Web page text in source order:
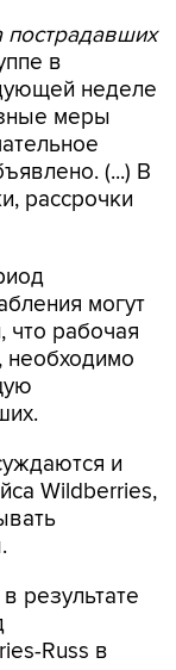
в
неделе
меры
(...) В
рассрочки
могут
что рабочая
необходимо
и
Wildberries,
результате
Russ в